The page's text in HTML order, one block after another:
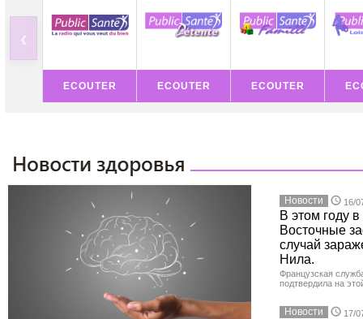
‹
ECOUTER ECOUTER ECOUTER
Новости 16/
В этом году
Восточные
случай
Нила.
Французская
подтвердила на
Новости 17/